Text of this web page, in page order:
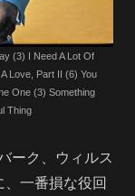
(3) I Need A Lot Of
Love, Part II (6) You
One (3) Something
Thing
ーク、ウィルス
一番損な役回